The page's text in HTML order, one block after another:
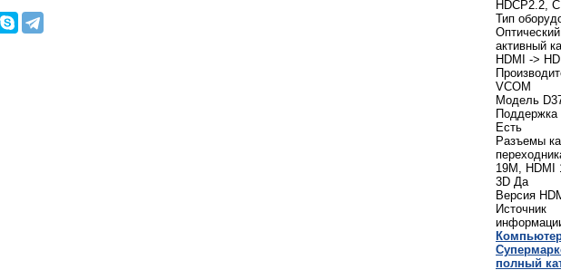
HDCP2.2,
Тип
Оптический
активный
HDMI ->
VCOM
Модель
Поддержка
Есть
Разъемы
19M, HDMI
3D Да
Версия
Источник
полный